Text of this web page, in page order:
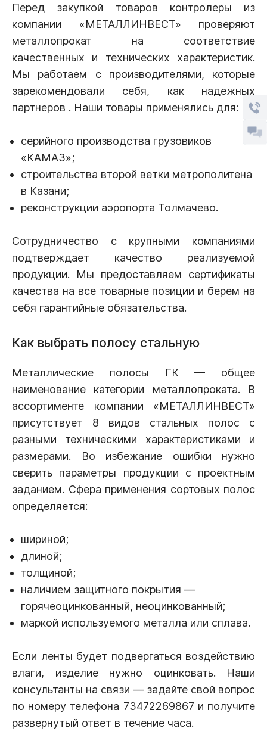
Перед закупкой товаров контролеры из
компании «МЕТАЛЛИНВЕСТ» проверяют
металлопрокат на соответствие
качественных и технических характеристик.
Мы работаем с производителями, которые
зарекомендовали себя, как надежных
партнеров . Наши товары применялись для:
серийного производства грузовиков
«КАМАЗ»;
строительства второй ветки метрополитена
в Казани;
реконструкции аэропорта Толмачево.
Сотрудничество с крупными компаниями
подтверждает качество реализуемой
продукции. Мы предоставляем сертификаты
качества на все товарные позиции и берем на
себя гарантийные обязательства.
Как выбрать полосу стальную
Металлические полосы ГК — общее
наименование категории металлопроката. В
ассортименте компании «МЕТАЛЛИНВЕСТ»
присутствует 8 видов стальных полос с
разными техническими характеристиками и
размерами. Во избежание ошибки нужно
сверить параметры продукции с проектным
заданием. Сфера применения сортовых полос
определяется:
шириной;
длиной;
толщиной;
наличием защитного покрытия —
горячеоцинкованный, неоцинкованный;
маркой используемого металла или сплава.
Если ленты будет подвергаться воздействию
влаги, изделие нужно оцинковать. Наши
консультанты на связи — задайте свой вопрос
по номеру телефона 73472269867 и получите
развернутый ответ в течение часа.